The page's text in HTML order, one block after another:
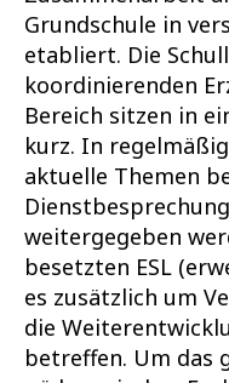
Grundschule in
etabliert. Die
koordinierenden
Bereich sitzen in
kurz. In
aktuelle Themen
weitergegeben
besetzten ESL
es zusätzlich um
die
betreffen. Um das